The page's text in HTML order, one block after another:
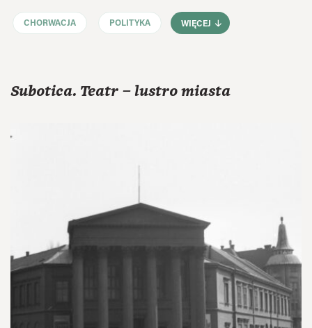
CHORWACJA POLITYKA WIĘCEJ
Subotica. Teatr – lustro miasta